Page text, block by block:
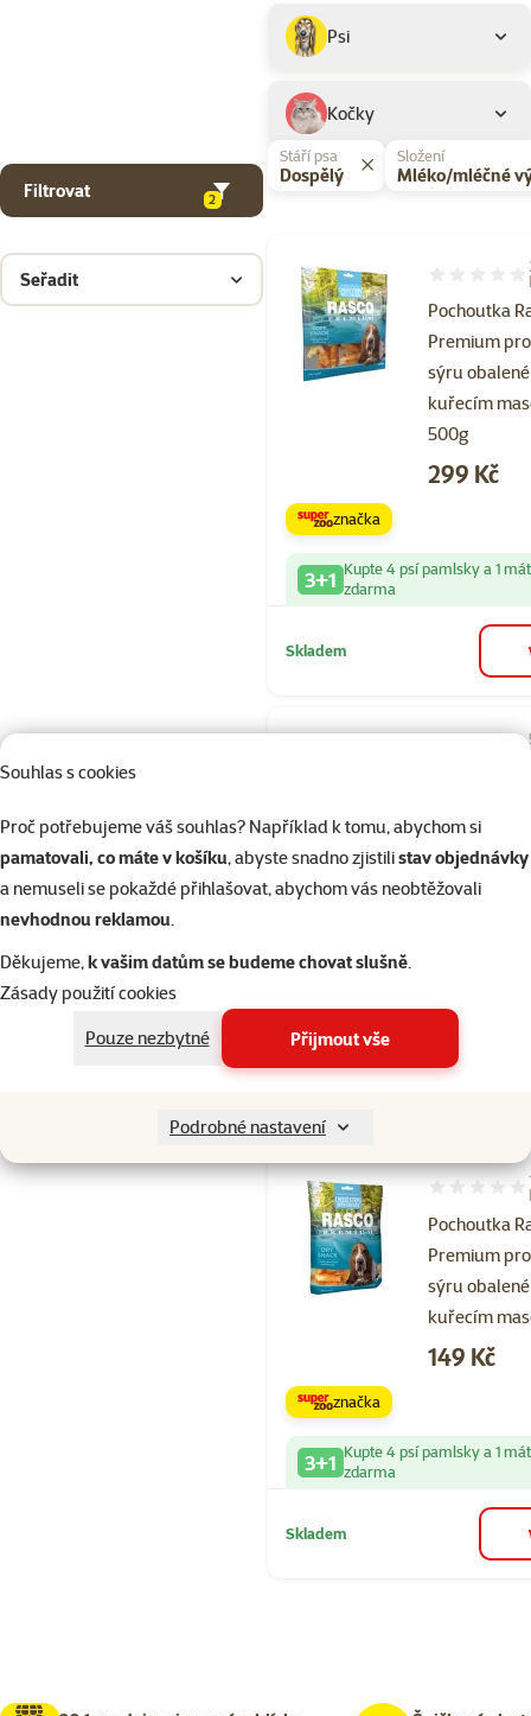
Souhlas s cookies
Proč potřebujeme váš souhlas? Například k tomu, abychom si
pamatovali, co máte v košíku, abyste snadno zjistilistav objednávky
a nemuseli se pokaždé přihlašovat, abychom vás neobtěžovali
nevhodnou reklamou.
Děkujeme,k vašim datům se budeme chovat slušně.
Zásady použití cookies
Pouze nezbytné
Přijmout vše
Podrobné nastavení
Podkategorie
Psi
Kočky
Filtrovat 2
Stáří psa
Dospělý
Složení
Mléko/mléčné
Seřadit
Pochoutka
Premium
sýru obalené
kuřecím
500g
Hodnocení
Cena
299 Kč
značka
3+1 Kupte 4 psí pamlsky a 1
zdarma
Skladem
sýru obalené
kuřecím
Hodnocení
značka
Kupte 4 psí pamlsky a 1
zdarma
Pochoutka
Premium
sýru obalené
kuřecím
Hodnocení
Cena
149 Kč
značka
3+1 Kupte 4 psí pamlsky a 1
zdarma
Skladem